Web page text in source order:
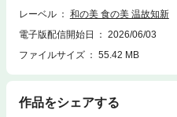
店側もいい器を使って、美味しい料
に変わってきました。主要都市の飲
観が大きく向上しています。 さら
実です。これは、陶芸家にとっても
レーベル
和の美 食の美 温故知新
電子版配信開始日
2026/06/03
ファイルサイズ
55.42 MB
作品をシェアする